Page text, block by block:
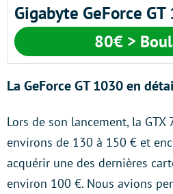
Gigabyte GeForce
80€ >
La GeForce GT 1030 en
Lors de son lancement, la
environs de 130 à 150 € et
acquérir une des dernières
environ 100 €. Nous avions